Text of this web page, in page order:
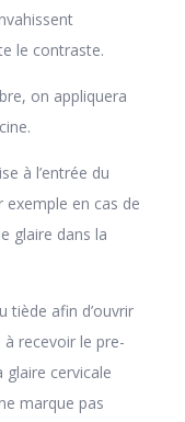
le contraste.
on appliquera
à l’entrée du
exemple en cas de
glaire dans la
tiède afin d’ouvrir
recevoir le pre-
glaire cervicale
marque pas